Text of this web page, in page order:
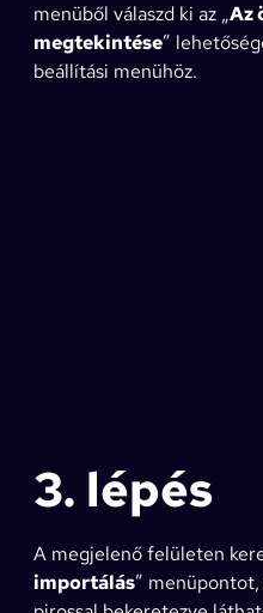
menüből válaszd ki az „Az
megtekintése”
beállítási menühöz.
3. lépés
A megjelenő felületen
importálás”